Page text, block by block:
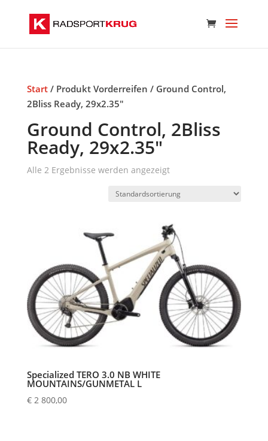
Start/ Produkt Vorderreifen / Ground Control,
2Bliss Ready, 29x2.35"
Ground Control, 2Bliss
Ready, 29x2.35"
Alle 2 Ergebnisse werden angezeigt
Specialized TERO 3.0 NB WHITE
MOUNTAINS/GUNMETAL L
€2 800,00